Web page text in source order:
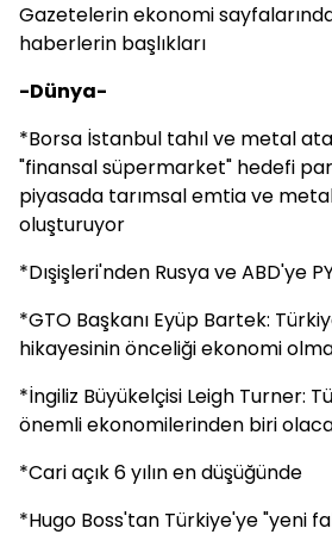
Gazetelerin ekonomi
haberlerin başlıkları
-Dünya-
*Borsa İstanbul tahıl ve metal
"finansal süpermarket" hedefi
piyasada tarımsal emtia ve
oluşturuyor
*Dışişleri'nden Rusya ve ABD'ye
*GTO Başkanı Eyüp Bartek:
hikayesinin önceliği ekonomi
*İngiliz Büyükelçisi Leigh Turner:
önemli ekonomilerinden biri
*Cari açık 6 yılın en düşüğünde
*Hugo Boss'tan Türkiye'ye "yeni